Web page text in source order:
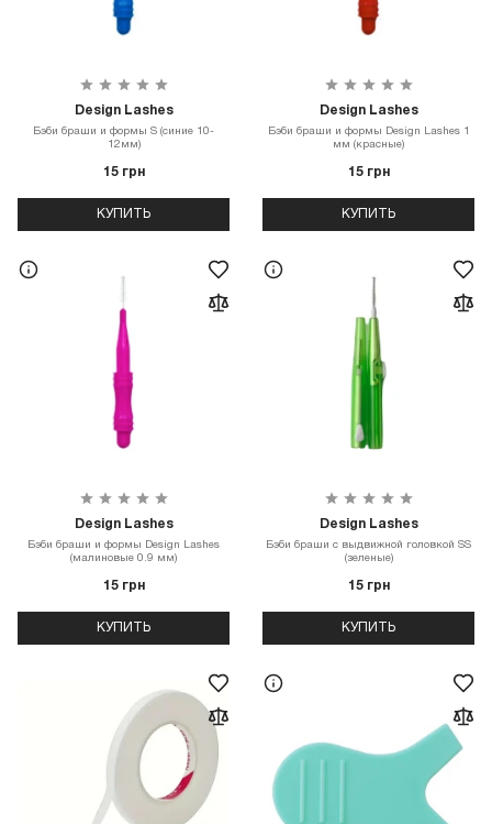
Design Lashes
Бэби браши и формы S (синие 10-
12мм)
15 грн
КУПИТЬ
Design Lashes
Бэби браши и формы Design Lashes 1
мм (красные)
15 грн
КУПИТЬ
Design Lashes
Бэби браши и формы Design Lashes
(малиновые 0.9 мм)
15 грн
КУПИТЬ
Design Lashes
Бэби браши с выдвижной головкой SS
(зеленые)
15 грн
КУПИТЬ